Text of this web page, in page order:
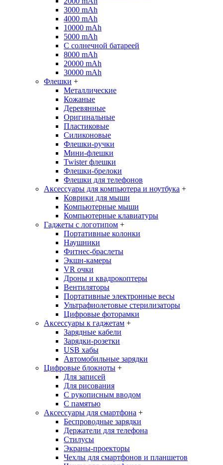
3000 mAh
4000 mAh
10000 mAh
5000 mAh
С солнечной батареей
8000 mAh
20000 mAh
30000 mAh
Флешки +
Металлические
Кожаные
Деревянные
Оригинальные
Пластиковые
Силиконовые
Флешки-ручки
Мини-флешки
Twister флешки
Флешки-брелоки
Флешки для телефонов
Аксессуары для компьютера и ноутбука +
Коврики для мыши
Компьютерные мыши
Компьютерные клавиатуры
Гаджеты с логотипом +
Портативные колонки
Наушники
Фитнес-браслеты
Экшн-камеры
VR очки
Дроны и квадрокоптеры
Вентиляторы
Портативные электронные весы
Ультрафиолетовые стерилизаторы
Цифровые фоторамки
Аксессуары к гаджетам +
Зарядные кабели
Зарядки-розетки
USB хабы
Автомобильные зарядки
Цифровые блокноты +
Для записей
Для рисования
С рукописным вводом
С памятью
Аксессуары для смартфона +
Беспроводные зарядки
Держатели для телефона
Стилусы
Экраны-проекторы
Чехлы для смартфонов и планшетов